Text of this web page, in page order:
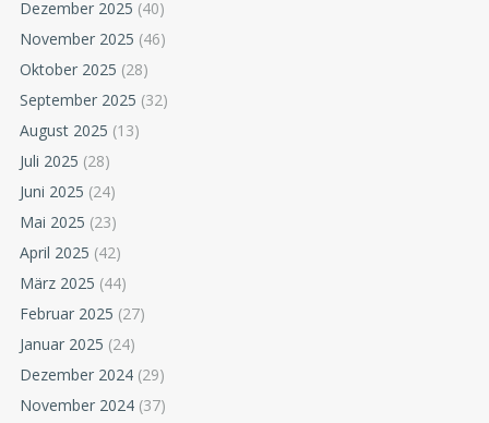
Dezember 2025 (40)
November 2025 (46)
Oktober 2025 (28)
September 2025 (32)
August 2025 (13)
Juli 2025 (28)
Juni 2025 (24)
Mai 2025 (23)
April 2025 (42)
März 2025 (44)
Februar 2025 (27)
Januar 2025 (24)
Dezember 2024 (29)
November 2024 (37)